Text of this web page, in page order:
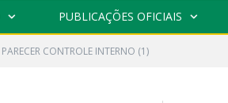
PUBLICAÇÕES OFICIAIS
PARECER CONTROLE INTERNO (1)